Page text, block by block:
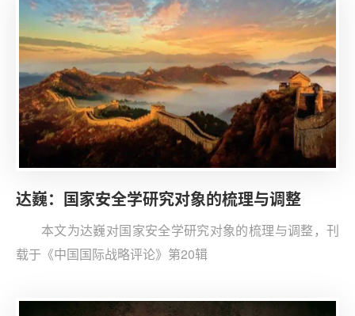
达巍：国家安全学研究对象的梳理与调整
本文为达巍对国家安全学研究对象的梳理与调整，刊
载于《中国国际战略评论》第20辑